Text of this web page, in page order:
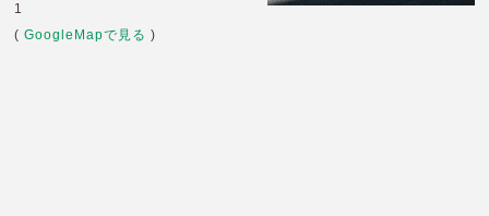
1
( GoogleMapで見る )